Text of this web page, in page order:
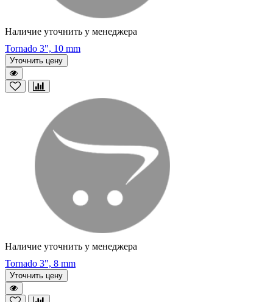
Наличие уточнить у менеджера
Tornado 3", 10 mm
Уточнить цену
Наличие уточнить у менеджера
Tornado 3", 8 mm
Уточнить цену